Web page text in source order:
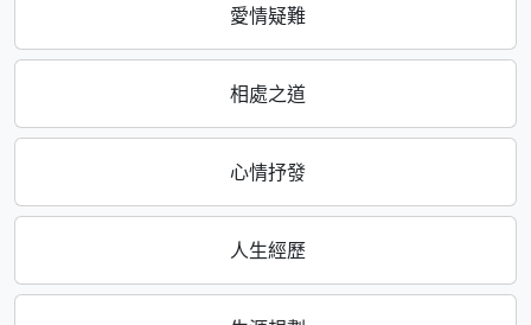
愛情疑難
相處之道
心情抒發
人生經歷